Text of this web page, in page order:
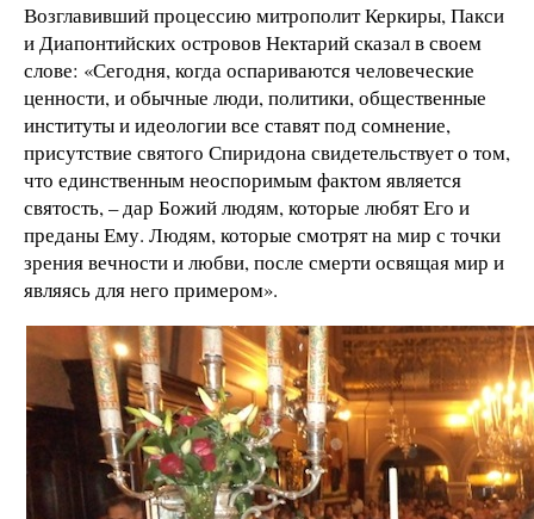
Возглавивший процессию митрополит Керкиры, Пакси
и Диапонтийских островов Нектарий сказал в своем
слове: «Сегодня, когда оспариваются человеческие
ценности, и обычные люди, политики, общественные
институты и идеологии все ставят под сомнение,
присутствие святого Спиридона свидетельствует о том,
что единственным неоспоримым фактом является
святость, – дар Божий людям, которые любят Его и
преданы Ему. Людям, которые смотрят на мир с точки
зрения вечности и любви, после смерти освящая мир и
являясь для него примером».